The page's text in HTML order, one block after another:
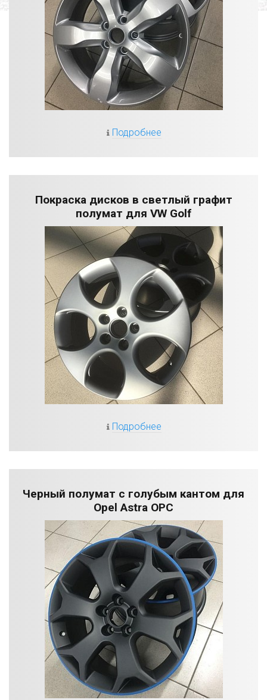
Подробнее
Покраска дисков в светлый графит
полумат для VW Golf
Подробнее
Черный полумат с голубым кантом для
Opel Astra OPC